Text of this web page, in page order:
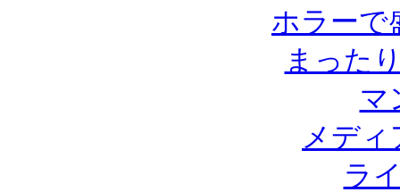
ホラーで
まった
マ
メディ
ラ